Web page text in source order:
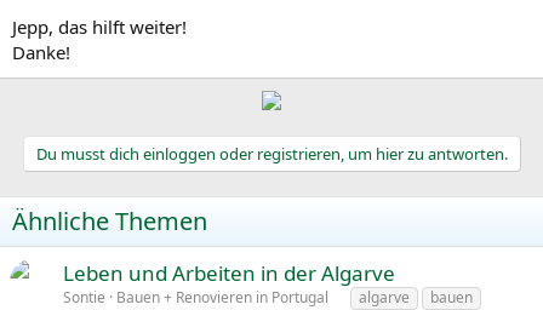
Jepp, das hilft weiter!
Danke!
Du musst dich einloggen oder registrieren, um hier zu antworten.
Ähnliche Themen
Leben und Arbeiten in der Algarve
Sontie Bauen + Renovieren in Portugal algarve
bauen